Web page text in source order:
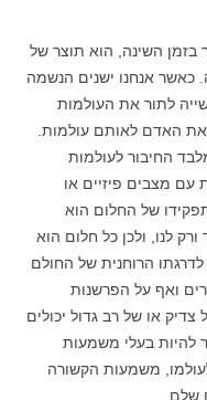
השינה, הוא תוצר של
כאשר אנחנו ישנים הנשמה
לתור את העולמות
האדם לאותם עולמות.
החיבור לעולמות
עם מצבים פיזיים או
של החלום הוא
לנו, ולכן כל חלום הוא
הרוחנית של החולם
ואף על הפרשנות
או של רב גדול יכולים
להיות בעלי משמעות
משמעות הקשורה
שלם.